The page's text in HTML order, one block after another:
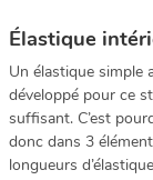
Élastique
Un élastique simple
développé pour ce
suffisant. C’est
donc dans 3
longueurs